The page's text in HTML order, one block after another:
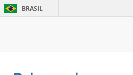
BRASIL